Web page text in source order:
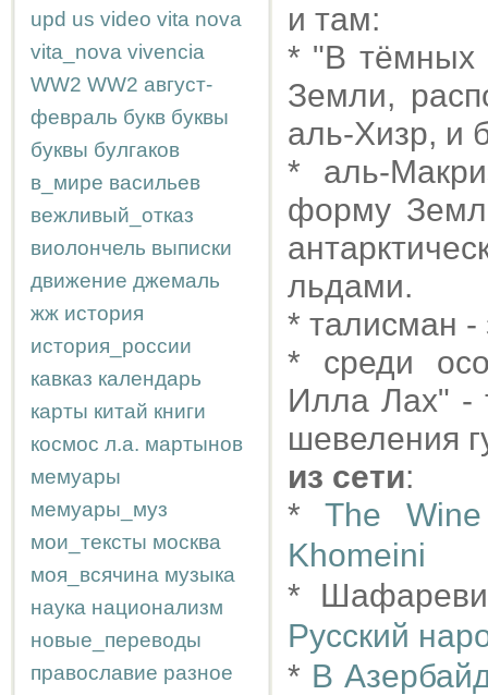
upd us video vita nova
vita_nova vivencia
WW2 WW2 август-
февраль букв буквы
буквы булгаков
в_мире васильев
вежливый_отказ
виолончель выписки
движение джемаль
жж история
история_россии
кавказ календарь
карты китай книги
космос л.а. мартынов
мемуары
мемуары_муз
мои_тексты москва
моя_всячина музыка
наука национализм
новые_переводы
православие разное
и там:
* "В тёмных
Земли,
аль-Хизр, и
* аль-
форму
льдами.
* талисман -
* среди
Илла Лах" -
шевеления
из сети:
*The
Khomeini
*
Русский
* В